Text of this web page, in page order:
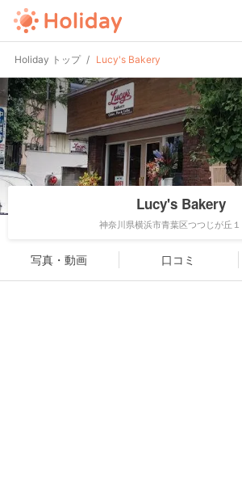
Holiday トップ Lucy's Bakery
Lucy's Bakery
神奈川県横浜市青葉区つつじが丘１
写真・動画 口コミ